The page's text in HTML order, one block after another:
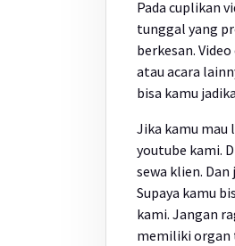
Pada cuplikan
tunggal yang
berkesan.
atau acara
bisa kamu
Jika kamu mau
youtube kami.
sewa klien.
Supaya kamu
kami. Jangan
memiliki organ